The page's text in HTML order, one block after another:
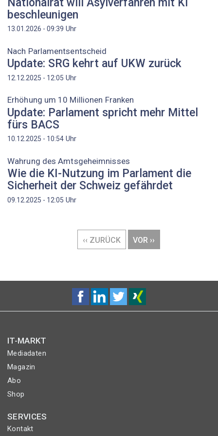
beschleunigen
13.01.2026 - 09:39 Uhr
Nach Parlamentsentscheid
Update: SRG kehrt auf UKW zurück
12.12.2025 - 12:05 Uhr
Erhöhung um 10 Millionen Franken
Update: Parlament spricht mehr Mittel
fürs BACS
10.12.2025 - 10:54 Uhr
Wahrung des Amtsgeheimnisses
Wie die KI-Nutzung im Parlament die
Sicherheit der Schweiz gefährdet
09.12.2025 - 12:05 Uhr
VORHERIGE
SEITE
‹‹ ZURÜCK
NÄCHSTE
SEITE
VOR ››
IT-MARKT
Mediadaten
Magazin
Abo
Shop
SERVICES
Kontakt